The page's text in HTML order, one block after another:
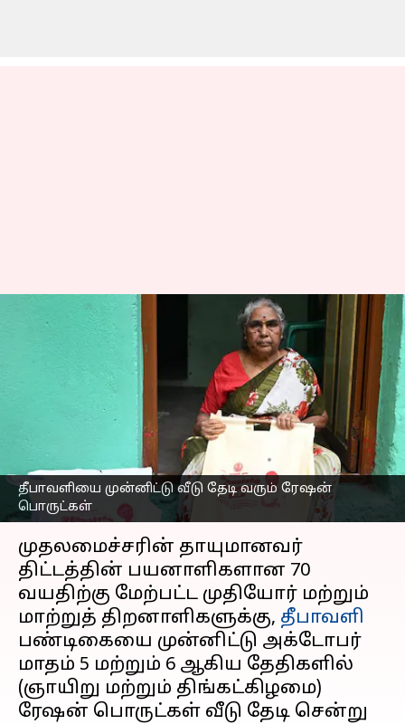
தீபாவளியை முன்னிட்டு வீடு தேடி வரும் ரேஷன்
பொருட்கள்
தாயுமானவர் திட்ட
பயனாளிகளுக்கு
தீபாவளியை முன்னிட்டு
வீடு தேடி வரும் ரேஷன்
பொருட்கள்
எழுதியவர் Sekar Chinnappan Oct 04, 2025 01:39 pm
செய்தி முன்னோட்டம்
முதலமைச்சரின் தாயுமானவர்
திட்டத்தின் பயனாளிகளான 70
வயதிற்கு மேற்பட்ட முதியோர் மற்றும்
மாற்றுத் திறனாளிகளுக்கு, தீபாவளி
பண்டிகையை முன்னிட்டு அக்டோபர்
மாதம் 5 மற்றும் 6 ஆகிய தேதிகளில்
(ஞாயிறு மற்றும் திங்கட்கிழமை)
ரேஷன் பொருட்கள் வீடு தேடி சென்று